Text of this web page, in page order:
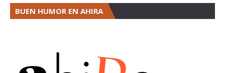
BUEN HUMOR EN AHIRA